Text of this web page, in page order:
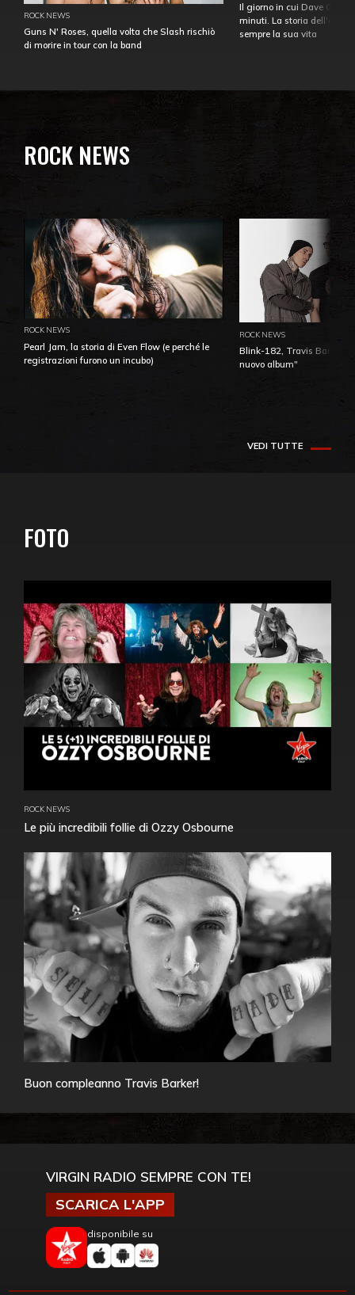
ROCK NEWS
Guns N' Roses, quella volta che Slash rischiò
di morire in tour con la band
Il giorno in cui Dave
minuti. La storia
sempre la sua vita
ROCK NEWS
ROCK NEWS
Pearl Jam, la storia di Even Flow (e perché le
registrazioni furono un incubo)
ROCK NEWS
Blink-182, Travis Barker:
nuovo album"
VEDI TUTTE
FOTO
ROCK NEWS
Le più incredibili follie di Ozzy Osbourne
Buon compleanno Travis Barker!
VIRGIN RADIO SEMPRE CON TE!
SCARICA L'APP
disponibile su